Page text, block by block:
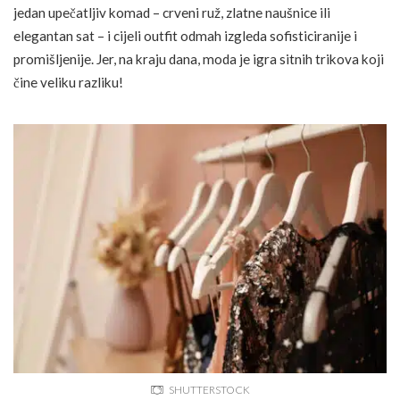
jedan upečatljiv komad – crveni ruž, zlatne naušnice ili
elegantan sat – i cijeli outfit odmah izgleda sofisticiranije i
promišljenije. Jer, na kraju dana, moda je igra sitnih trikova koji
čine veliku razliku!
SHUTTERSTOCK